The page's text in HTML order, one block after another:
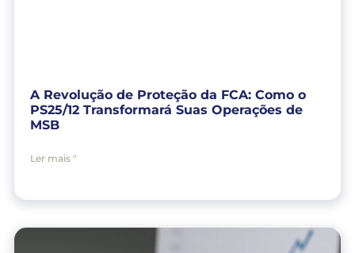
A Revolução de Proteção da FCA: Como o
PS25/12 Transformará Suas Operações de
MSB
Ler mais "